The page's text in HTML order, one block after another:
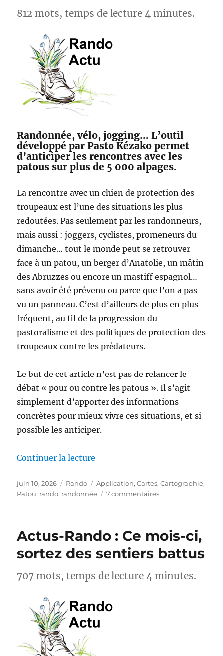
812 mots, temps de lecture 4 minutes.
Randonnée, vélo, jogging… L’outil
développé par Pasto Kézako permet
d’anticiper les rencontres avec les
patous sur plus de 5 000 alpages.
La rencontre avec un chien de protection des
troupeaux est l’une des situations les plus
redoutées. Pas seulement par les randonneurs,
mais aussi : joggers, cyclistes, promeneurs du
dimanche… tout le monde peut se retrouver
face à un patou, un berger d’Anatolie, un mâtin
des Abruzzes ou encore un mastiff espagnol…
sans avoir été prévenu ou parce que l’on a pas
vu un panneau. C’est d’ailleurs de plus en plus
fréquent, au fil de la progression du
pastoralisme et des politiques de protection des
troupeaux contre les prédateurs.
Le but de cet article n’est pas de relancer le
débat « pour ou contre les patous ». Il s’agit
simplement d’apporter des informations
concrètes pour mieux vivre ces situations, et si
possible les anticiper.
Continuer la lecture
Publié
le
juin 10, 2026 Catégories
Rando Étiquettes
Application,Cartes,Cartographie,
Patou, rando, randonnée 7 commentairessur
carte
pour
savoir
se
Actus-Rando : Ce mois-ci,
sortez des sentiers battus
707 mots, temps de lecture 4 minutes.